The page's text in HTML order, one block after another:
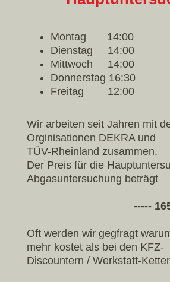
Montag 14:00
Dienstag 14:00
Mittwoch 14:00
Donnerstag 16:30
Freitag 12:00
Wir arbeiten seit Jahren mit
Orginisationen DEKRA und
TÜV-Rheinland zusammen.
Der Preis für die
Abgasuntersuchung beträgt
-----
Oft werden wir gegfragt
mehr kostet als bei den
Discountern / Werkstatt-